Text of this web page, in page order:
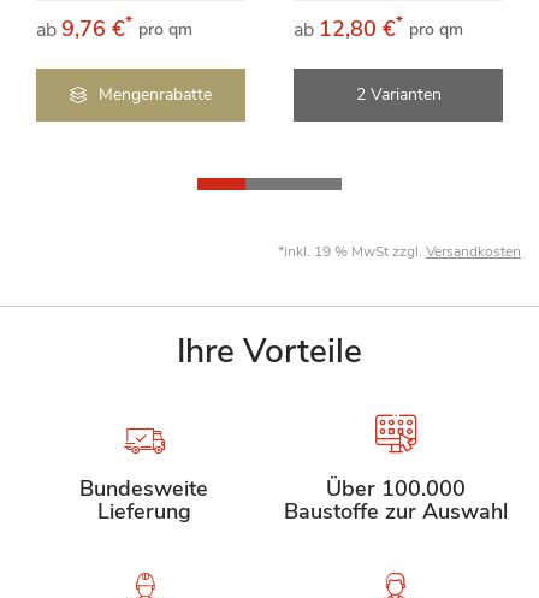
ab9,76 €* pro qm
Mengenrabatte
ab 12,80 €* pro qm
2 Varianten
*inkl. 19 % MwSt zzgl. Versandkosten
Ihre Vorteile
Bundesweite
Lieferung
Über 100.000
Baustoffe zur Auswahl